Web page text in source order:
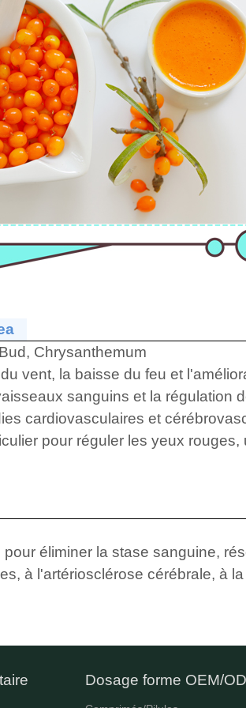
Chrysanthemum
vent, la baisse du feu et
sanguins et la régulation
cardiovasculaires et
pour réguler les yeux
éliminer la stase sanguine,
à l'artériosclérose cérébrale, à
Dosage forme OEM/